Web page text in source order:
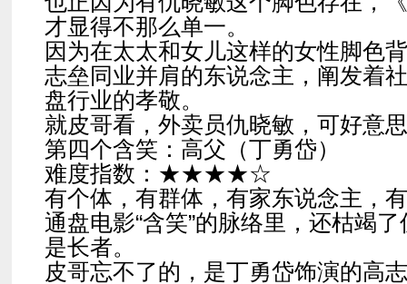
才显得不那么单一。
因为在太太和女儿这样的女性脚色
志垒同业并肩的东说念主，阐发着
盘行业的孝敬。
就皮哥看，外卖员仇晓敏，可好意
第四个含笑：高父（丁勇岱）
难度指数：★★★★☆
有个体，有群体，有家东说念主，
通盘电影“含笑”的脉络里，还枯竭
是长者。
皮哥忘不了的，是丁勇岱饰演的高